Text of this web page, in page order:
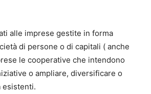
alle imprese gestite in forma
di persone o di capitali ( anche
le cooperative che intendono
o ampliare, diversificare o
esistenti.